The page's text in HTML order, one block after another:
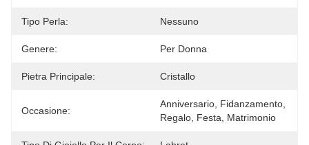
Tipo Perla: Nessuno
Genere: Per Donna
Pietra Principale: Cristallo
Occasione:
Anniversario, Fidanzamento,
Regalo, Festa, Matrimonio